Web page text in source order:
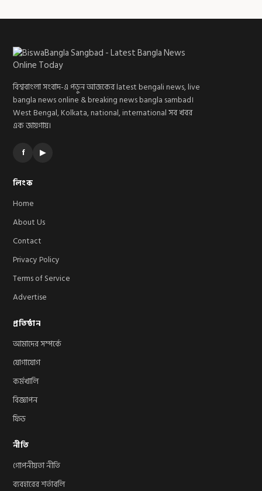
বিশ্ববাংলা সংবাদ-এ পড়ুন আজকের latest bengali news, live
bangla news online & breaking news bangla sambad।
West Bengal, Kolkata, national, international সব খবর
এক জায়গায়।
f ▶
লিংক
Home
About Us
Contact
Privacy Policy
Terms of Service
Advertise
প্রতিষ্ঠান
আমাদের সম্পর্কে
যোগাযোগ
কর্মখালি
বিজ্ঞাপন
ফিড
নীতি
গোপনীয়তা নীতি
ব্যবহারের শর্তাবলি